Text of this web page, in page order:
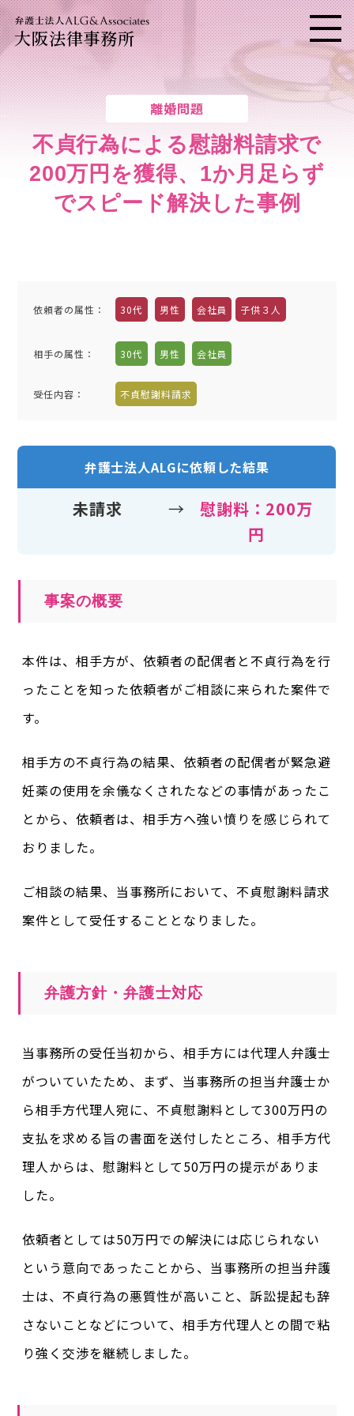
大阪法律事務所 メニ
離婚問題
不貞行為による慰謝料請求で
200万円を獲得、1か月足らず
でスピード解決した事例
依頼者の属性 ： 30代 男性 会社員 子供３人
相手の属性 ： 30代 男性 会社員
受任内容 ： 不貞慰謝料請求
弁護士法人ALGに依頼した結果
未請求 →
慰謝料：200万
円
事案の概要
本件は、相手方が、依頼者の配偶者と不貞行為を行
ったことを知った依頼者がご相談に来られた案件で
す。
相手方の不貞行為の結果、依頼者の配偶者が緊急避
妊薬の使用を余儀なくされたなどの事情があったこ
とから、依頼者は、相手方へ強い憤りを感じられて
おりました。
ご相談の結果、当事務所において、不貞慰謝料請求
案件として受任することとなりました。
弁護方針・弁護士対応
当事務所の受任当初から、相手方には代理人弁護士
がついていたため、まず、当事務所の担当弁護士か
ら相手方代理人宛に、不貞慰謝料として300万円の
支払を求める旨の書面を送付したところ、相手方代
理人からは、慰謝料として50万円の提示がありま
した。
依頼者としては50万円での解決には応じられない
という意向であったことから、当事務所の担当弁護
士は、不貞行為の悪質性が高いこと、訴訟提起も辞
さないことなどについて、相手方代理人との間で粘
り強く交渉を継続しました。